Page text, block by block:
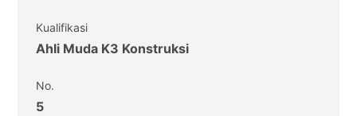
Kualifikasi
Ahli Muda K3 Konstruksi
No.
5